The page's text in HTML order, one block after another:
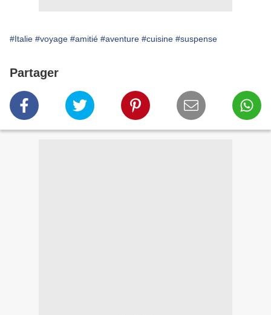
#Italie #voyage #amitié #aventure #cuisine #suspense
Partager